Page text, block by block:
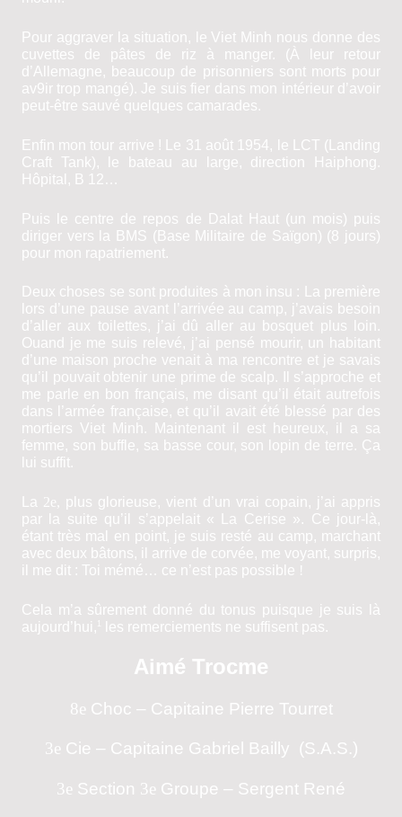
Pour aggraver la situation, le Viet Minh nous donne des
cuvettes de pâtes de riz à manger. (À leur retour
d’Allemagne, beaucoup de prisonniers sont morts pour
av9ir trop mangé). Je suis fier dans mon intérieur d’avoir
peut-être sauvé quelques camarades.
Enfin mon tour arrive !
Le 31 août 1954, le LCT (Landing
Craft Tank), le bateau au large, direction Haiphong.
Hôpital, B 12…
Puis le centre de repos de Dalat Haut (un mois) puis
diriger vers la BMS (Base Militaire de Saïgon) (8 jours)
pour mon rapatriement.
Deux choses se sont produites à mon insu : La première
lors d’une pause avant l’arrivée au camp, j’avais besoin
d’aller aux toilettes, j’ai dû aller au bosquet plus loin.
Ouand je me suis relevé, j’ai pensé mourir, un habitant
d’une maison proche venait à ma rencontre et je savais
qu’il pouvait obtenir une prime de scalp. Il s’approche et
me parle en bon français, me disant qu’il était autrefois
dans l’armée française, et qu’il avait été blessé par des
mortiers Viet Minh. Maintenant il est heureux, il a sa
femme, son buffle, sa basse­ cour, son lopin de terre. Ça
lui suffit.
La 2e, plus glorieuse, vient d’un vrai copain, j’ai appris
par la suite qu’il s’appelait « La Cerise ». Ce jour-là,
étant très mal en point, je suis resté au camp, marchant
avec deux bâtons, il arrive de corvée, me voyant, surpris,
il me dit : Toi mémé… ce n’est pas possible !
Cela m’a sûrement donné du tonus puisque je suis là
aujourd’hui,
les remerciements ne suffisent pas.
Aimé Trocme
8e Choc – Capitaine Pierre Tourret
3e Cie – Capitaine Gabriel Bailly (S.A.S.)
3e Section 3e Groupe – Sergent René